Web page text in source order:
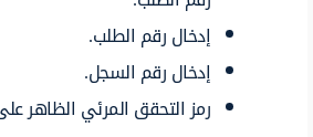
إدخال رقم الطلب.
إدخال رقم السجل.
رمز التحقق المرئي الظاهر